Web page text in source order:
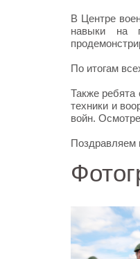
В Центре
навыки на
По итогам
Также ребята
техники и
войн.
Поздравляем